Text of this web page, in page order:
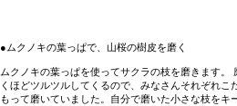
●ムクノキの葉っぱで、山桜の樹皮を磨く
ムクノキの葉っぱを使ってサクラの枝を磨きます。
くほどツルツルしてくるので、みなさんそれぞれこ
もって磨いていました。自分で磨いた小さな枝をキ